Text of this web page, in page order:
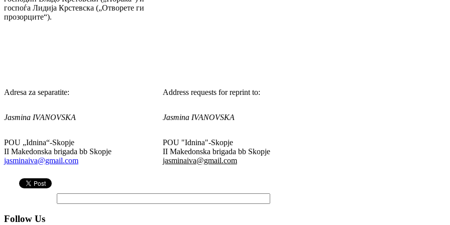
госпоѓа Лидија Крстевска („Отворете ги
прозорците“).
Adresa za separatite: Address requests for reprint to:
Jasmina IVANOVSKA Jasmina IVANOVSKA
POU „Idnina“-Skopje
II Makedonska brigada bb Skopje
jasminaiva@gmail.com
POU "Idnina"-Skopje
II Makedonska brigada bb Skopje
jasminaiva@gmail.com
Follow Us